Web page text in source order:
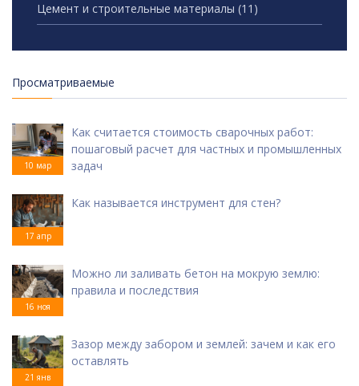
Цемент и строительные материалы (11)
Просматриваемые
10 мар
Как считается стоимость сварочных работ:
пошаговый расчет для частных и промышленных
задач
17 апр
Как называется инструмент для стен?
16 ноя
Можно ли заливать бетон на мокрую землю:
правила и последствия
21 янв
Зазор между забором и землей: зачем и как его
оставлять